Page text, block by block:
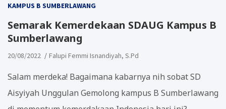
KAMPUS B SUMBERLAWANG
Semarak Kemerdekaan SDAUG Kampus B
Sumberlawang
20/08/2022 Falupi Femmi Isnandiyah, S.Pd
Salam merdeka! Bagaimana kabarnya nih sobat SD
Aisyiyah Unggulan Gemolong kampus B Sumberlawang